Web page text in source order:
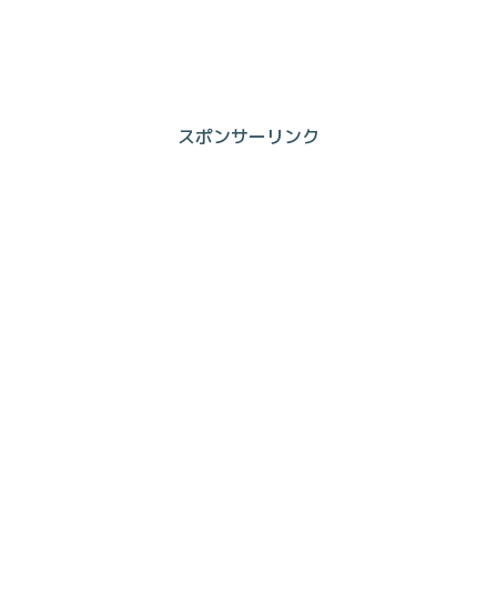
スポンサーリンク